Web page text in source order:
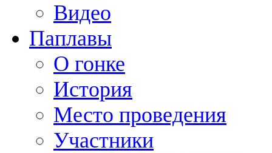
Видео
Паплавы
О гонке
История
Место проведения
Участники